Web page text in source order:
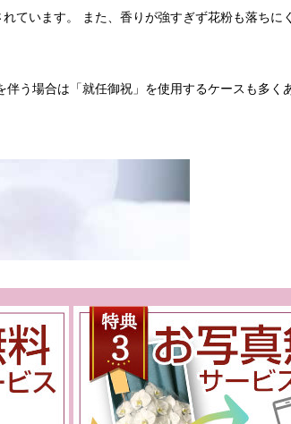
ています。 また、香りが強すぎず花粉も落ちに
う場合は「就任御祝」を使用するケースも多く